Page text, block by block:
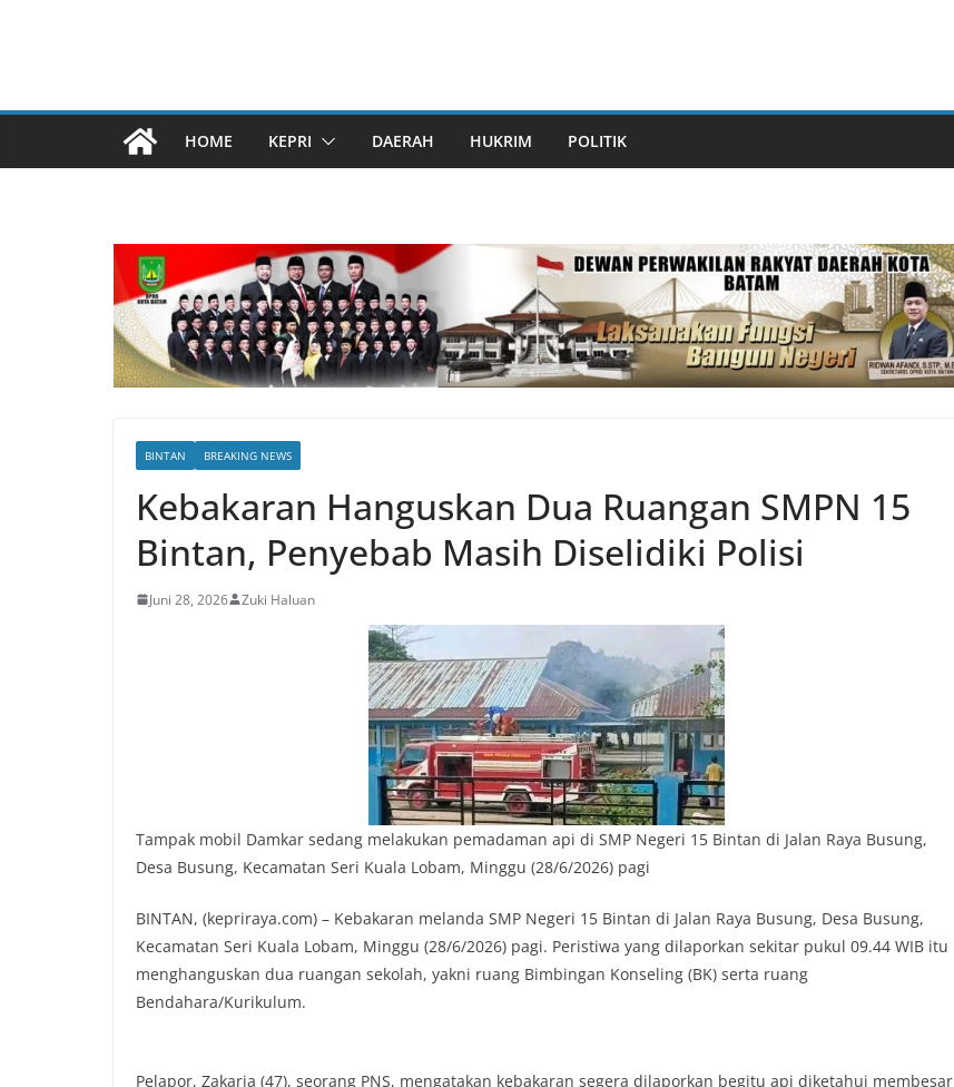
HOME KEPRI DAERAH HUKRIM POLITIK
BINTAN BREAKING NEWS
Kebakaran Hanguskan Dua Ruangan SMPN 15
Bintan, Penyebab Masih Diselidiki Polisi
Juni 28, 2026 Zuki Haluan
Tampak mobil Damkar sedang melakukan pemadaman api di SMP Negeri 15 Bintan di Jalan Raya Busung,
Desa Busung, Kecamatan Seri Kuala Lobam, Minggu (28/6/2026) pagi
BINTAN, (kepriraya.com) – Kebakaran melanda SMP Negeri 15 Bintan di Jalan Raya Busung, Desa Busung,
Kecamatan Seri Kuala Lobam, Minggu (28/6/2026) pagi. Peristiwa yang dilaporkan sekitar pukul 09.44 WIB itu
menghanguskan dua ruangan sekolah, yakni ruang Bimbingan Konseling (BK) serta ruang
Bendahara/Kurikulum.
Pelapor, Zakaria (47), seorang PNS, mengatakan kebakaran segera dilaporkan begitu api diketahui membesar